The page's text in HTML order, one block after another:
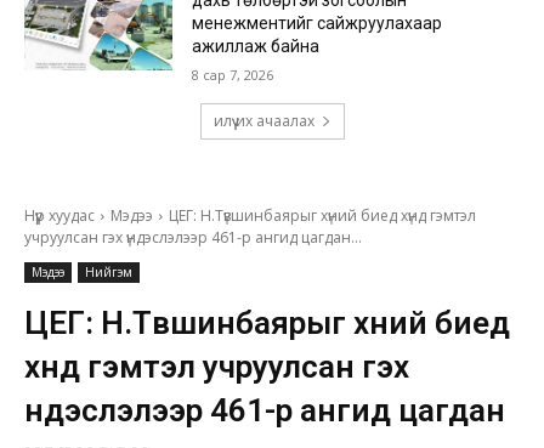
менежментийг сайжруулахаар
ажиллаж байна
8 сар 7, 2026
илүү их ачаалах